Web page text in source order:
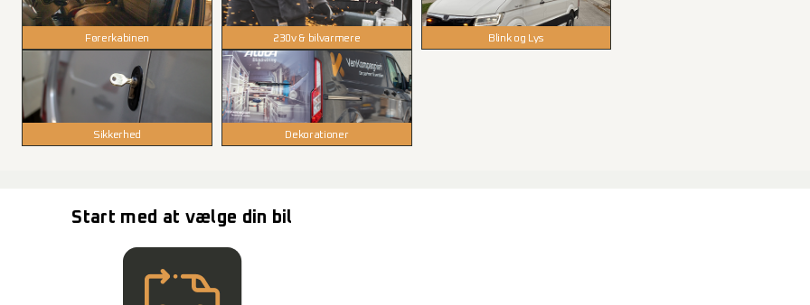
Førerkabinen 230v & bilvarmere Blink og Lys
Sikkerhed Dekorationer
Start med at vælge din bil